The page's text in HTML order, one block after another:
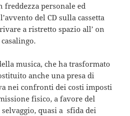
freddezza personale ed
del CD sulla cassetta
a ristretto spazio all’ on
musica, che ha trasformato
anche una presa di
nei confronti dei costi imposti
fisico, a favore del
quasi a sfida dei